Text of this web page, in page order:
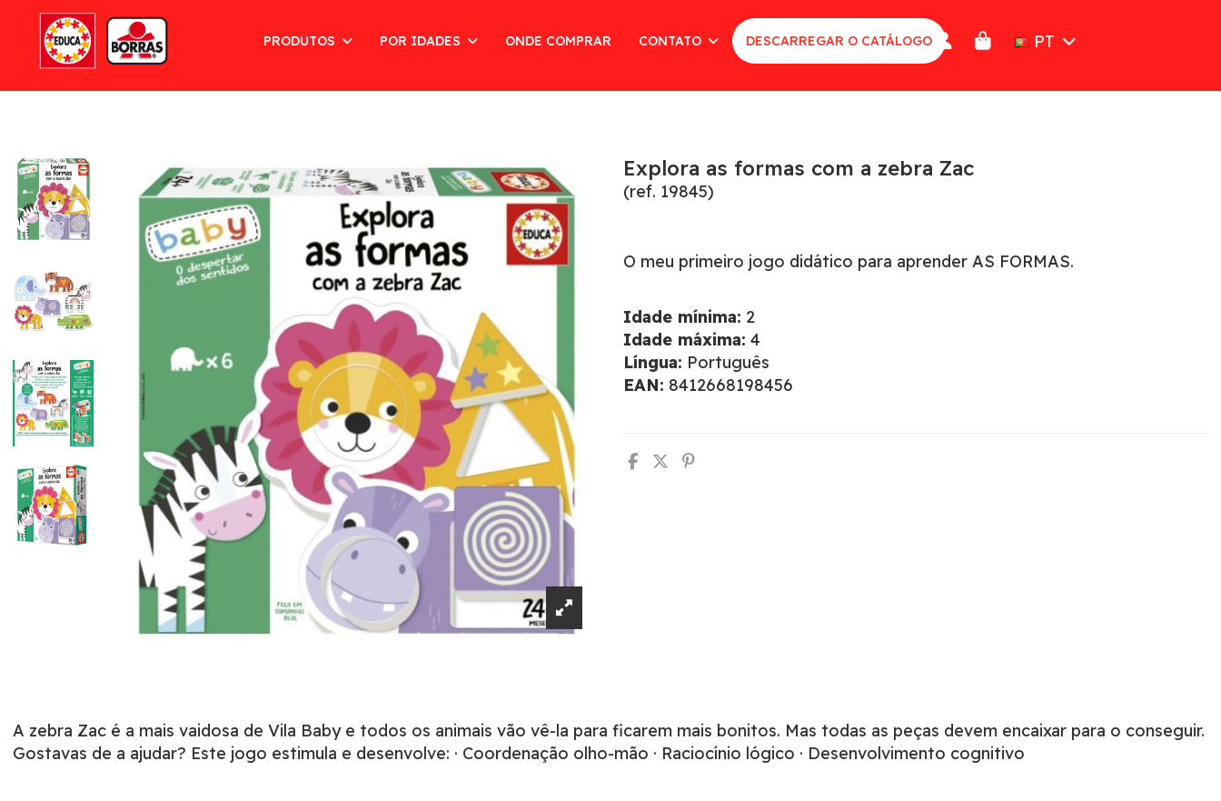
PRODUTOS POR IDADES ONDE COMPRAR CONTATO DESCARREGAR O CATÁLOGO PT
Explora as formas com a zebra Zac
(ref. 19845)
O meu primeiro jogo didático para aprender AS FORMAS.
Idade mínima: 2
Idade máxima: 4
Língua: Português
EAN: 8412668198456
A zebra Zac é a mais vaidosa de Vila Baby e todos os animais vão vê-la para ficarem mais bonitos. Mas todas as peças devem encaixar para o conseguir.
Gostavas de a ajudar? Este jogo estimula e desenvolve: · Coordenação olho-mão · Raciocínio lógico · Desenvolvimento cognitivo